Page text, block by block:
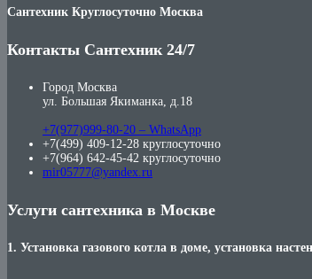
Сантехник Круглосуточно Москва
Контакты Сантехник 24/7
Город Москва
ул. Большая Якиманка, д.18
+7(977)999-80-20 – WhatsApp
+7(499) 409-12-28 круглосуточно
+7(964) 642-45-42 круглосуточно
mir05777@yandex.ru
Услуги сантехника в Москве
1. Установка газового котла в доме, установка